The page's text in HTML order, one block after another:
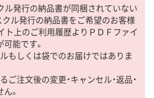
ル発行の納品書が同梱されていない
ル発行の納品書をご希望のお客様
ト上のご利用履歴よりＰＤＦファイ
能です。
もしくは袋でのお届けではありま
ご注文後の変更・キャンセル・返品・
。